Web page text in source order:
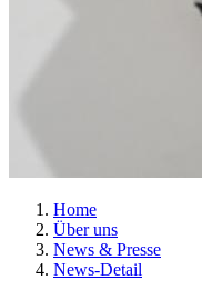
Home
Über uns
News & Presse
News-Detail